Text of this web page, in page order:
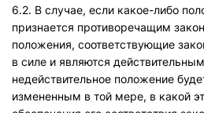
6.2. В случае, если какое-либо
признается противоречащим
положения, соответствующие
в силе и являются
недействительное положение
измененным в той мере, в какой